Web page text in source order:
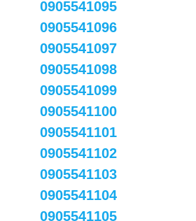
0905541095
0905541096
0905541097
0905541098
0905541099
0905541100
0905541101
0905541102
0905541103
0905541104
0905541105